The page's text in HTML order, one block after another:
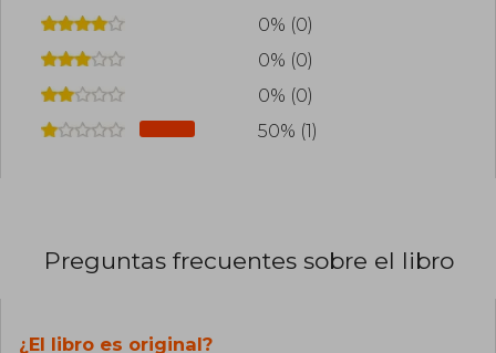
0% (0)
0% (0)
0% (0)
50% (1)
Preguntas frecuentes sobre el libro
¿El libro es original?